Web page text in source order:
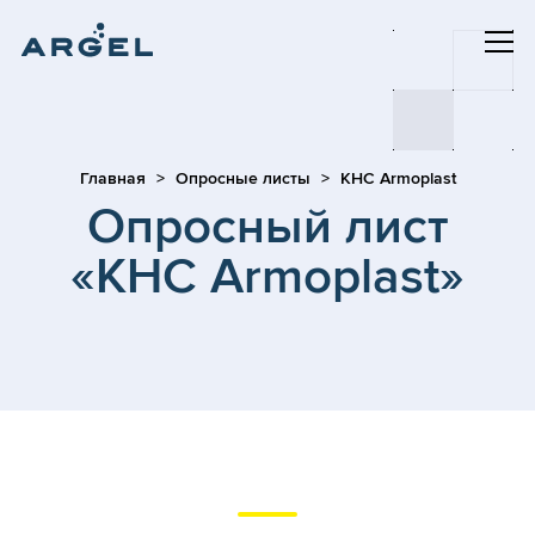
Главная Опросные листы КНС Armoplast
Опросный лист
«КНС Armoplast»